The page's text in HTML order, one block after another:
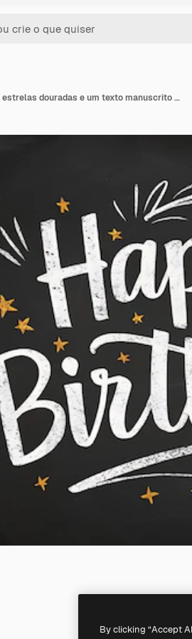
Um cartão de feliz aniversário com estrelas douradas e um texto manuscrito feliz aniversário escrito em um quadro preto
By clicking “Accept